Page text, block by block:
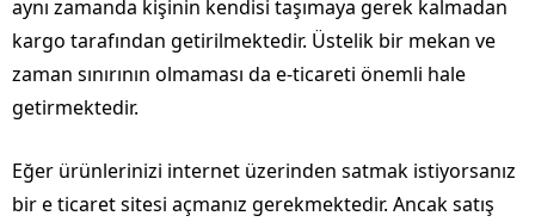
aynı zamanda kişinin kendisi taşımaya gerek kalmadan
kargo tarafından getirilmektedir. Üstelik bir mekan ve
zaman sınırının olmaması da e-ticareti önemli hale
getirmektedir.
Eğer ürünlerinizi internet üzerinden satmak istiyorsanız
bir e ticaret sitesi açmanız gerekmektedir. Ancak satış